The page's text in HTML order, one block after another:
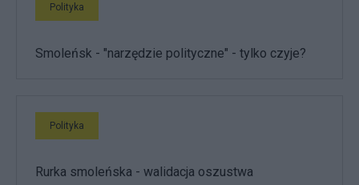
Polityka
Smoleńsk - "narzędzie polityczne" - tylko czyje?
Polityka
Rurka smoleńska - walidacja oszustwa